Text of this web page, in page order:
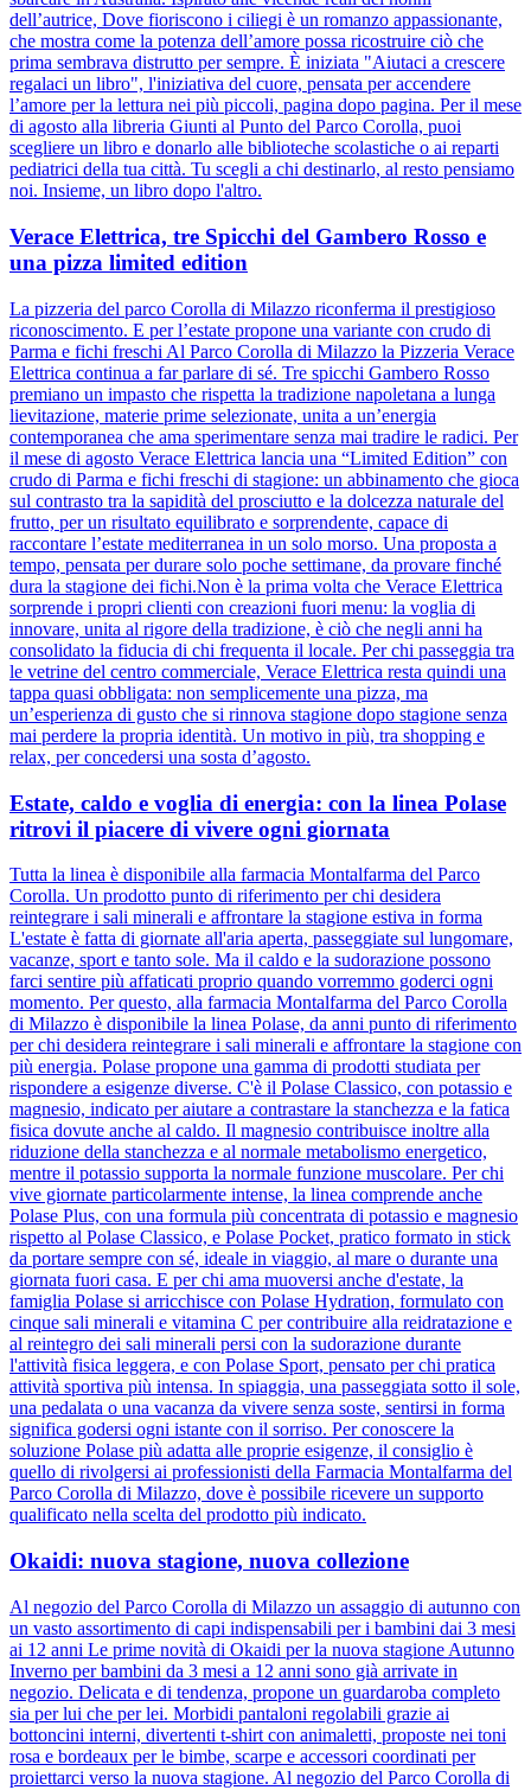
dell’autrice, Dove fioriscono i ciliegi è un romanzo appassionante,
che mostra come la potenza dell’amore possa ricostruire ciò che
prima sembrava distrutto per sempre. È iniziata "Aiutaci a crescere
regalaci un libro", l'iniziativa del cuore, pensata per accendere
l’amore per la lettura nei più piccoli, pagina dopo pagina. Per il mese
di agosto alla libreria Giunti al Punto del Parco Corolla, puoi
scegliere un libro e donarlo alle biblioteche scolastiche o ai reparti
pediatrici della tua città. Tu scegli a chi destinarlo, al resto pensiamo
noi. Insieme, un libro dopo l'altro.
Verace Elettrica, tre Spicchi del Gambero Rosso e
una pizza limited edition
La pizzeria del parco Corolla di Milazzo riconferma il prestigioso
riconoscimento. E per l’estate propone una variante con crudo di
Parma e fichi freschi Al Parco Corolla di Milazzo la Pizzeria Verace
Elettrica continua a far parlare di sé. Tre spicchi Gambero Rosso
premiano un impasto che rispetta la tradizione napoletana a lunga
lievitazione, materie prime selezionate, unita a un’energia
contemporanea che ama sperimentare senza mai tradire le radici. Per
il mese di agosto Verace Elettrica lancia una “Limited Edition” con
crudo di Parma e fichi freschi di stagione: un abbinamento che gioca
sul contrasto tra la sapidità del prosciutto e la dolcezza naturale del
frutto, per un risultato equilibrato e sorprendente, capace di
raccontare l’estate mediterranea in un solo morso. Una proposta a
tempo, pensata per durare solo poche settimane, da provare finché
dura la stagione dei fichi.Non è la prima volta che Verace Elettrica
sorprende i propri clienti con creazioni fuori menu: la voglia di
innovare, unita al rigore della tradizione, è ciò che negli anni ha
consolidato la fiducia di chi frequenta il locale. Per chi passeggia tra
le vetrine del centro commerciale, Verace Elettrica resta quindi una
tappa quasi obbligata: non semplicemente una pizza, ma
un’esperienza di gusto che si rinnova stagione dopo stagione senza
mai perdere la propria identità. Un motivo in più, tra shopping e
relax, per concedersi una sosta d’agosto.
Estate, caldo e voglia di energia: con la linea Polase
ritrovi il piacere di vivere ogni giornata
Tutta la linea è disponibile alla farmacia Montalfarma del Parco
Corolla. Un prodotto punto di riferimento per chi desidera
reintegrare i sali minerali e affrontare la stagione estiva in forma
L'estate è fatta di giornate all'aria aperta, passeggiate sul lungomare,
vacanze, sport e tanto sole. Ma il caldo e la sudorazione possono
farci sentire più affaticati proprio quando vorremmo goderci ogni
momento. Per questo, alla farmacia Montalfarma del Parco Corolla
di Milazzo è disponibile la linea Polase, da anni punto di riferimento
per chi desidera reintegrare i sali minerali e affrontare la stagione con
più energia. Polase propone una gamma di prodotti studiata per
rispondere a esigenze diverse. C'è il Polase Classico, con potassio e
magnesio, indicato per aiutare a contrastare la stanchezza e la fatica
fisica dovute anche al caldo. Il magnesio contribuisce inoltre alla
riduzione della stanchezza e al normale metabolismo energetico,
mentre il potassio supporta la normale funzione muscolare. Per chi
vive giornate particolarmente intense, la linea comprende anche
Polase Plus, con una formula più concentrata di potassio e magnesio
rispetto al Polase Classico, e Polase Pocket, pratico formato in stick
da portare sempre con sé, ideale in viaggio, al mare o durante una
giornata fuori casa. E per chi ama muoversi anche d'estate, la
famiglia Polase si arricchisce con Polase Hydration, formulato con
cinque sali minerali e vitamina C per contribuire alla reidratazione e
al reintegro dei sali minerali persi con la sudorazione durante
l'attività fisica leggera, e con Polase Sport, pensato per chi pratica
attività sportiva più intensa. In spiaggia, una passeggiata sotto il sole,
una pedalata o una vacanza da vivere senza soste, sentirsi in forma
significa godersi ogni istante con il sorriso. Per conoscere la
soluzione Polase più adatta alle proprie esigenze, il consiglio è
quello di rivolgersi ai professionisti della Farmacia Montalfarma del
Parco Corolla di Milazzo, dove è possibile ricevere un supporto
qualificato nella scelta del prodotto più indicato.
Okaidi: nuova stagione, nuova collezione
Al negozio del Parco Corolla di Milazzo un assaggio di autunno con
un vasto assortimento di capi indispensabili per i bambini dai 3 mesi
ai 12 anni Le prime novità di Okaidi per la nuova stagione Autunno
Inverno per bambini da 3 mesi a 12 anni sono già arrivate in
negozio. Delicata e di tendenza, propone un guardaroba completo
sia per lui che per lei. Morbidi pantaloni regolabili grazie ai
bottoncini interni, divertenti t-shirt con animaletti, proposte nei toni
rosa e bordeaux per le bimbe, scarpe e accessori coordinati per
proiettarci verso la nuova stagione. Al negozio del Parco Corolla di